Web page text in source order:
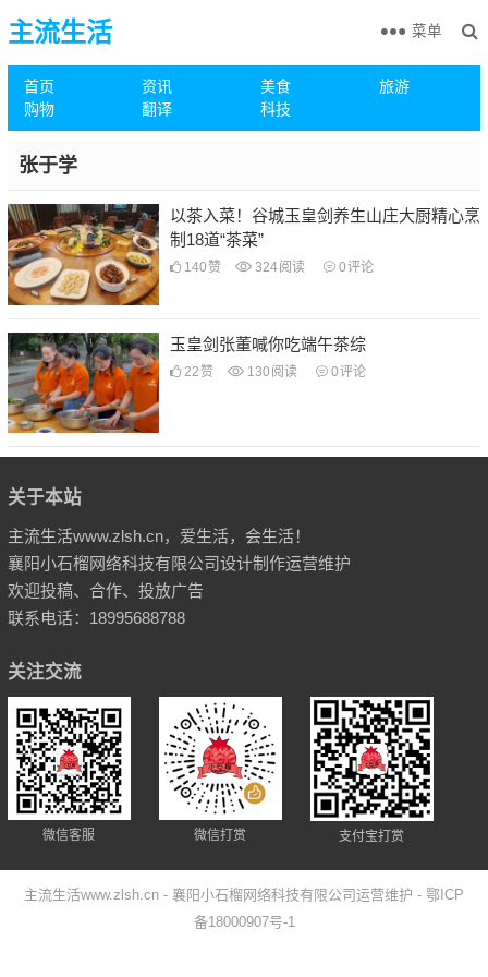
主流生活
首页 资讯 美食
旅游
购物
翻译 科技
菜单
张于学
以茶入菜！谷城玉皇剑养生山庄大厨精心烹
制18道“茶菜”
140 赞 324阅读 0评论
玉皇剑张董喊你吃端午茶综
22 赞 130 阅读 0评论
关于本站
主流生活www.zlsh.cn，爱生活，会生活！
襄阳小石榴网络科技有限公司设计制作运营维护
欢迎投稿、合作、投放广告
联系电话：18995688788
关注交流
微信客服 微信打赏 支付宝打赏
主流生活www.zlsh.cn - 襄阳小石榴网络科技有限公司运营维护 - 鄂ICP
备18000907号-1